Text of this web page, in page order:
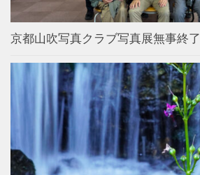
京都山吹写真クラブ写真展無事終了